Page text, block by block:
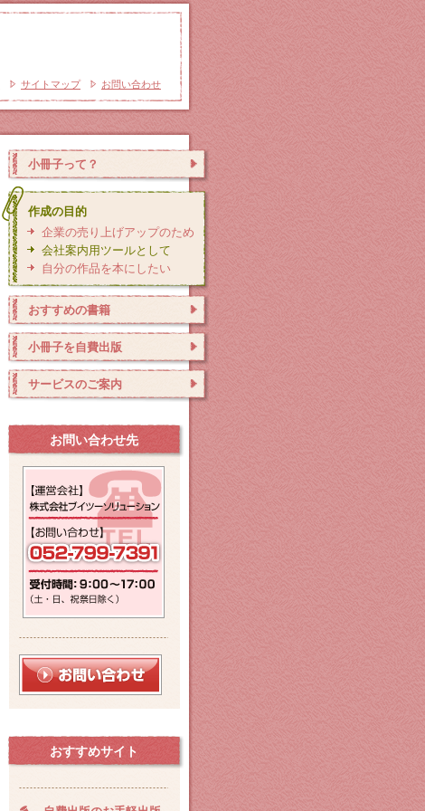
サイトマップ お問い合わせ
小冊子って？
作成の目的
企業の売り上げアップのため
会社案内用ツールとして
自分の作品を本にしたい
おすすめの書籍
小冊子を自費出版
サービスのご案内
お問い合わせ先
おすすめサイト